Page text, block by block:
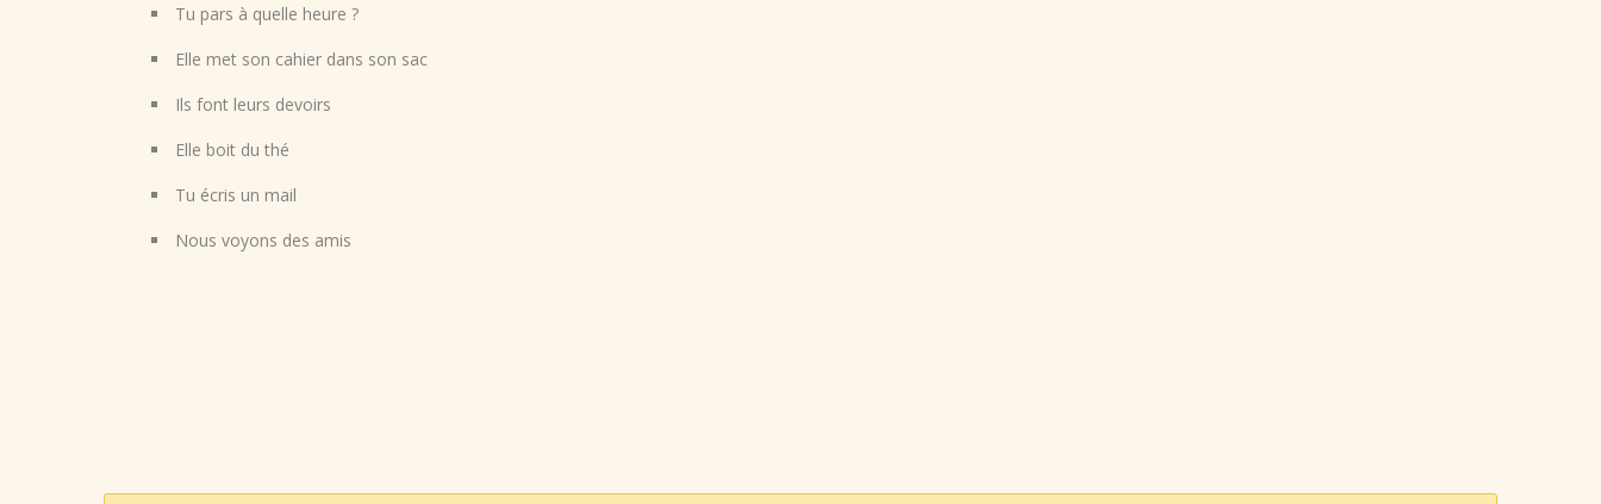
Tu pars à quelle heure ?
Elle met son cahier dans son sac
Ils font leurs devoirs
Elle boit du thé
Tu écris un mail
Nous voyons des amis